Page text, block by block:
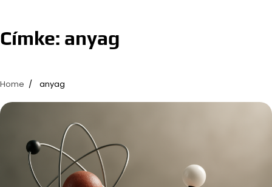
Címke: anyag
Home anyag